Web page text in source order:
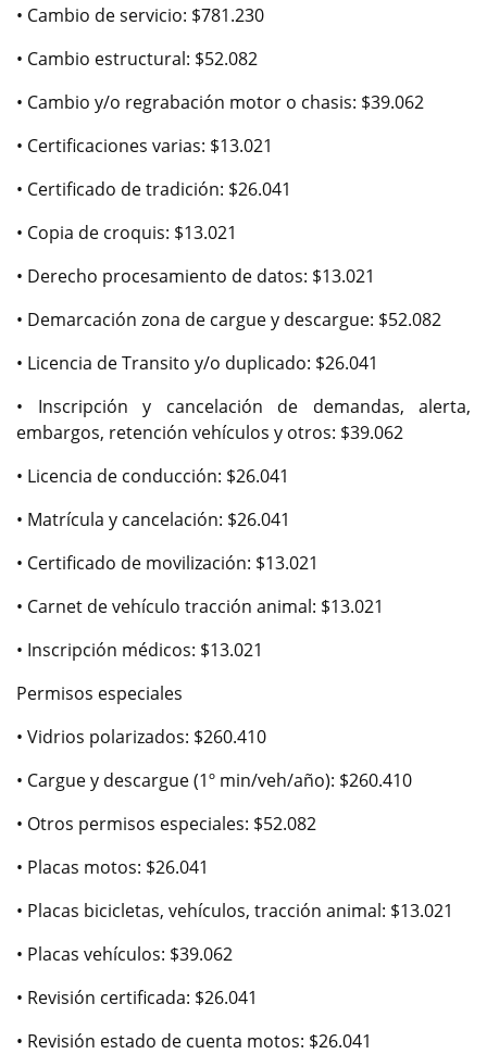
• Cambio de servicio: $781.230
• Cambio estructural: $52.082
• Cambio y/o regrabación motor o chasis: $39.062
• Certificaciones varias: $13.021
• Certificado de tradición: $26.041
• Copia de croquis: $13.021
• Derecho procesamiento de datos: $13.021
• Demarcación zona de cargue y descargue: $52.082
• Licencia de Transito y/o duplicado: $26.041
• Inscripción y cancelación de demandas, alerta,
embargos, retención vehículos y otros: $39.062
• Licencia de conducción: $26.041
• Matrícula y cancelación: $26.041
• Certificado de movilización: $13.021
• Carnet de vehículo tracción animal: $13.021
• Inscripción médicos: $13.021
Permisos especiales
• Vidrios polarizados: $260.410
• Cargue y descargue (1º min/veh/año): $260.410
• Otros permisos especiales: $52.082
• Placas motos: $26.041
• Placas bicicletas, vehículos, tracción animal: $13.021
• Placas vehículos: $39.062
• Revisión certificada: $26.041
• Revisión estado de cuenta motos: $26.041